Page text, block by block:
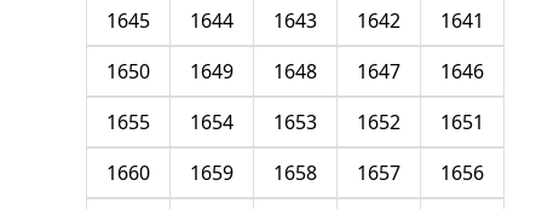
1641
1642
1643
1644
1645
1646
1647
1648
1649
1650
1651
1652
1653
1654
1655
1656
1657
1658
1659
1660